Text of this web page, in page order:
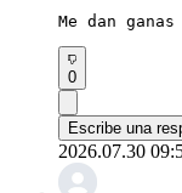
Me dan
0
Escribe una
2026.07.30